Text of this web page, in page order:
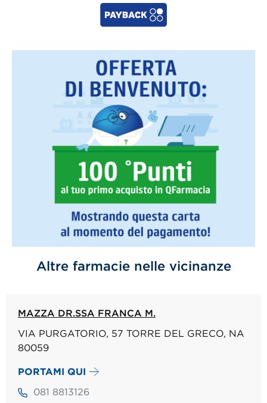
Altre farmacie nelle vicinanze
MAZZA DR.SSA FRANCA M.
VIA PURGATORIO, 57 TORRE DEL GRECO, NA
80059
PORTAMI QUI
081 8813126